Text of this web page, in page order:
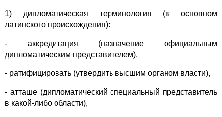
1) дипломатическая терминология (в основном
латинского происхождения):
- аккредитация (назначение официальным
дипломатическим представителем),
- ратифицировать (утвердить высшим органом власти),
- атташе (дипломатический специальный представитель
в какой-либо области),